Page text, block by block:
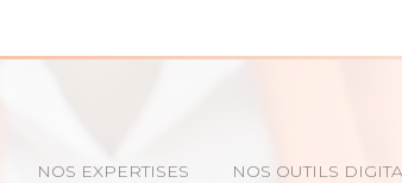
NOS EXPERTISES NOS OUTILS